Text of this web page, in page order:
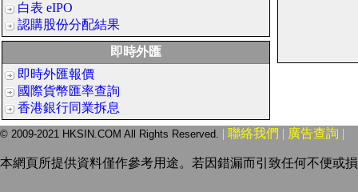
白表 eIPO
認購股份分配結果
即時外匯
即時外匯報價
國際貨幣匯率查詢
香港銀行同業拆息
© 2009-2021 HKSIN.COM All Rights Reserved. | 聯絡我們 | 廣告查詢 |
本網頁所提供資料僅作參考用途。若因錯漏而引致任何不便或